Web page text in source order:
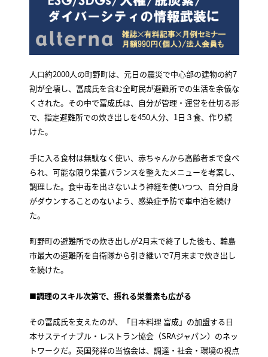
人口約2000人の町野町は、元日の震災で中心部の建物の約7
割が全壊し、冨成氏を含む全町民が避難所での生活を余儀な
くされた。その中で冨成氏は、自分が管理・運営を仕切る形
で、指定避難所での炊き出しを450人分、1日３食、作り続
けた。
手に入る食材は無駄なく使い、赤ちゃんから高齢者まで食べ
られ、可能な限り栄養バランスを整えたメニューを考案し、
調理した。食中毒を出さないよう神経を使いつつ、自分自身
がダウンすることのないよう、感染症予防で車中泊を続け
た。
町野町の避難所での炊き出しが2月末で終了した後も、輪島
市最大の避難所を自衛隊から引き継いで7月末まで炊き出し
を続けた。
■調理のスキル次第で、摂れる栄養素も広がる
その冨成氏を支えたのが、「日本料理 富成」の加盟する日
本サステイナブル・レストラン協会（SRAジャパン）のネッ
トワークだ。英国発祥の当協会は、調達・社会・環境の視点